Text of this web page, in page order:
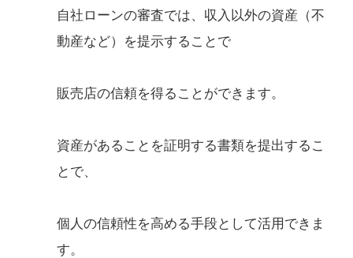
自社ローンの審査では、収入以外の資産（不
動産など）を提示することで
販売店の信頼を得ることができます。
資産があることを証明する書類を提出するこ
とで、
個人の信頼性を高める手段として活用できま
す。